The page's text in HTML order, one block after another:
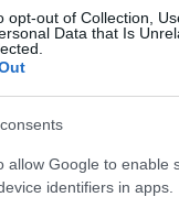
opt-out of Collection,
Data that Is
allow Google to enable
identifiers in apps.
Di Lu Impostu
i tuoi
+39 345 356